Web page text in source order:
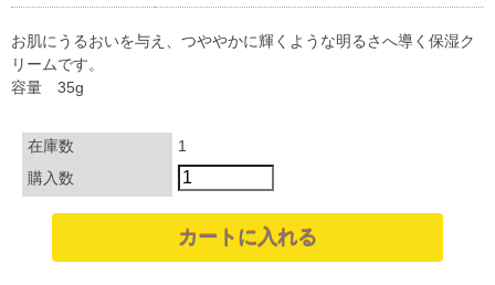
お肌にうるおいを与え、つややかに輝くような明るさへ導く保湿ク
リームです。
容量 35g
在庫数
1
購入数